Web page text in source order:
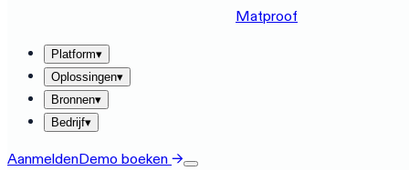
Matproof
Platform▾
Oplossingen▾
Bronnen▾
Bedrijf▾
AanmeldenDemo boeken →